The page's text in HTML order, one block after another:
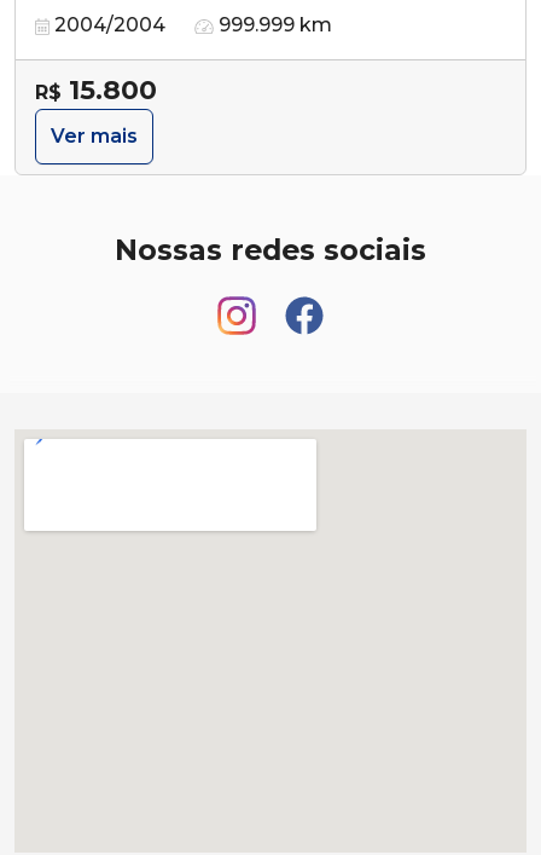
2004/2004 999.999 km
R$ 15.800
Ver mais
Nossas redes sociais